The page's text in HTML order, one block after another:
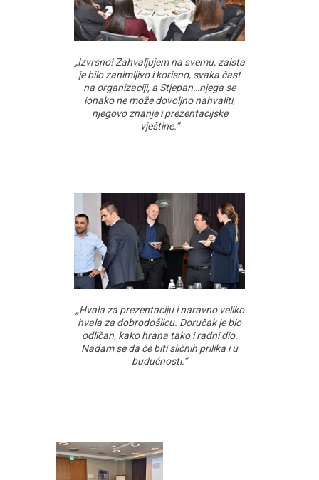
„Izvrsno! Zahvaljujem na svemu, zaista
je bilo zanimljivo i korisno, svaka čast
na organizaciji, a Stjepan…njega se
ionako ne može dovoljno nahvaliti,
njegovo znanje i prezentacijske
vještine.”
„Hvala za prezentaciju i naravno veliko
hvala za dobrodošlicu. Doručak je bio
odličan, kako hrana tako i radni dio.
Nadam se da će biti sličnih prilika i u
budućnosti.”